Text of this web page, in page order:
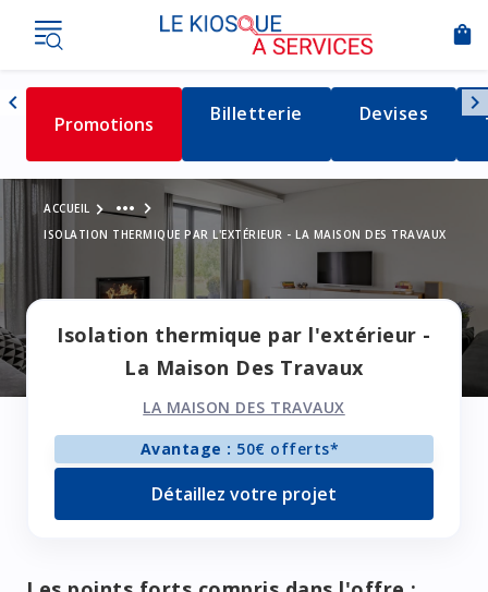
shopping_bag
chevron_left
Naviguer vers la gauche
Détail de la catégorie
Promotions Détail de la catégorie
Billetterie Détail de la
Devises chevron_right
ACCUEIL Voir le fil d'Ariane
more_horiz
ISOLATION THERMIQUE PAR L'EXTÉRIEUR - LA MAISON DES TRAVAUX
Isolation thermique par l'extérieur -
La Maison Des Travaux
LA MAISON DES TRAVAUX
Avantage : 50€ offerts*
Détaillez votre projet